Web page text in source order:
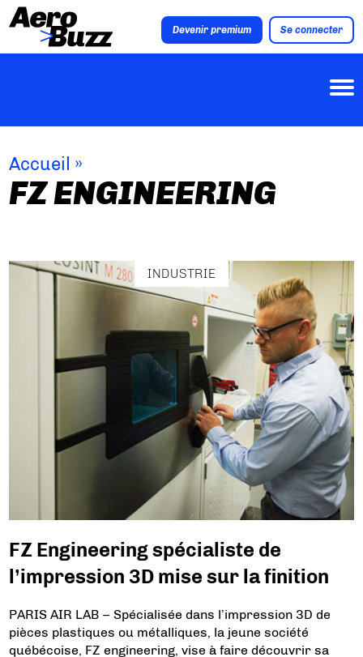
Devenir premium Se connecter
Accueil »
FZ ENGINEERING
INDUSTRIE
FZ Engineering spécialiste de
l’impression 3D mise sur la finition
PARIS AIR LAB – Spécialisée dans l’impression 3D de
pièces plastiques ou métalliques, la jeune société
québécoise, FZ engineering, vise à faire découvrir sa